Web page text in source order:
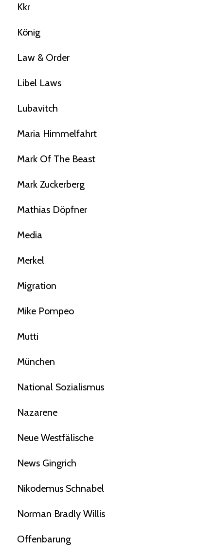
Kkr
König
Law & Order
Libel Laws
Lubavitch
Maria Himmelfahrt
Mark Of The Beast
Mark Zuckerberg
Mathias Döpfner
Media
Merkel
Migration
Mike Pompeo
Mutti
München
National Sozialismus
Nazarene
Neue Westfälische
News Gingrich
Nikodemus Schnabel
Norman Bradly Willis
Offenbarung